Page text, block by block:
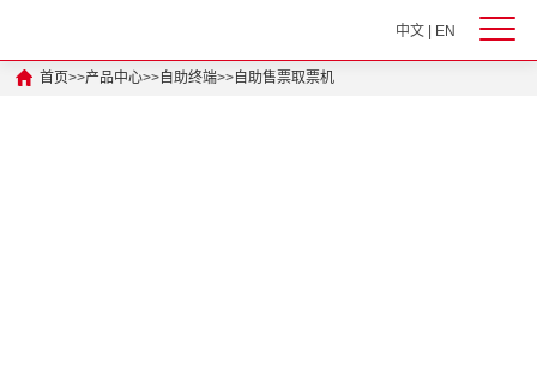
中文| EN
首页>>产品中心>>自助终端>>自助售票取票机